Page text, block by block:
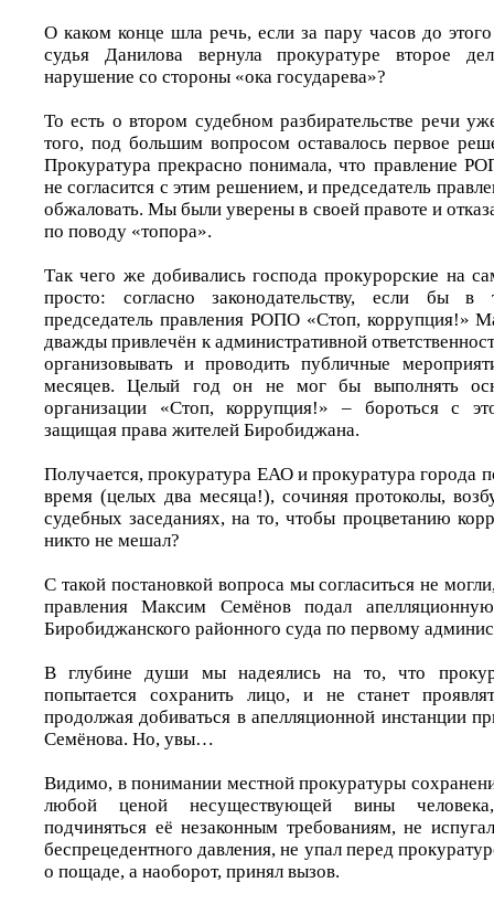
О каком конце шла речь, если за пару часов до
судья Данилова вернула прокуратуре второе
нарушение со стороны «ока государева»?
То есть о втором судебном разбирательстве речи
того, под большим вопросом оставалось первое
Прокуратура прекрасно понимала, что правление
не согласится с этим решением, и председатель
обжаловать. Мы были уверены в своей правоте и
по поводу «топора».
Так чего же добивались господа прокурорские на
просто: согласно законодательству, если бы в
председатель правления РОПО «Стоп, коррупция!»
дважды привлечён к административной
организовывать и проводить публичные
месяцев. Целый год он не мог бы выполнять
организации «Стоп, коррупция!» – бороться с
защищая права жителей Биробиджана.
Получается, прокуратура ЕАО и прокуратура города
время (целых два месяца!), сочиняя протоколы,
судебных заседаниях, на то, чтобы процветанию
никто не мешал?
С такой постановкой вопроса мы согласиться не
правления Максим Семёнов подал
Биробиджанского районного суда по первому
В глубине души мы надеялись на то, что
попытается сохранить лицо, и не станет
продолжая добиваться в апелляционной инстанции
Семёнова. Но, увы…
Видимо, в понимании местной прокуратуры
любой ценой несуществующей вины
подчиняться её незаконным требованиям, не
беспрецедентного давления, не упал перед
о пощаде, а наоборот, принял вызов.